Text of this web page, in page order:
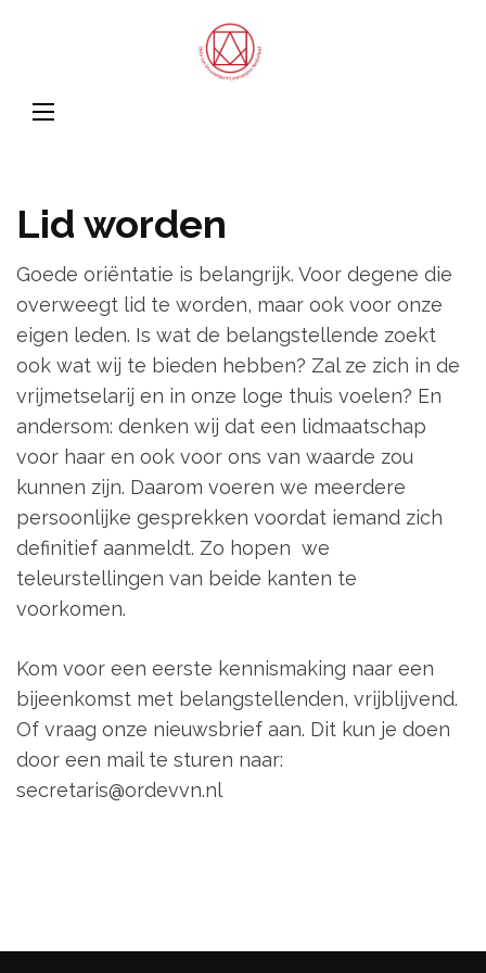
Lid worden
Goede oriëntatie is belangrijk. Voor degene die
overweegt lid te worden, maar ook voor onze
eigen leden. Is wat de belangstellende zoekt
ook wat wij te bieden hebben? Zal ze zich in de
vrijmetselarij en in onze loge thuis voelen? En
andersom: denken wij dat een lidmaatschap
voor haar en ook voor ons van waarde zou
kunnen zijn. Daarom voeren we meerdere
persoonlijke gesprekken voordat iemand zich
definitief aanmeldt. Zo hopen we
teleurstellingen van beide kanten te
voorkomen.
Kom voor een eerste kennismaking naar een
bijeenkomst met belangstellenden, vrijblijvend.
Of vraag onze nieuwsbrief aan. Dit kun je doen
door een mail te sturen naar:
secretaris@ordevvn.nl